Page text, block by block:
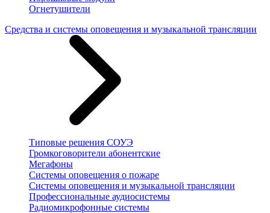
Огнетушители
Средства и системы оповещения и музыкальной трансляции
Типовые решения СОУЭ
Громкоговорители абонентские
Мегафоны
Системы оповещения о пожаре
Системы оповещения и музыкальной трансляции
Профессиональные аудиосистемы
Радиомикрофонные системы